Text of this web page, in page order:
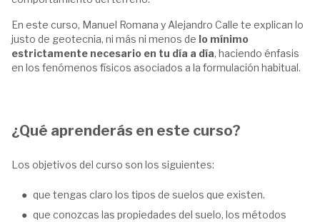
En este curso, Manuel Romana y Alejandro Calle te explican lo
justo de geotecnia, ni más ni menos de lo mínimo
estrictamente necesario en tu día a día, haciendo énfasis
en los fenómenos físicos asociados a la formulación habitual.
¿Qué aprenderás en este curso?
Los objetivos del curso son los siguientes:
que tengas claro los tipos de suelos que existen.
que conozcas las propiedades del suelo, los métodos